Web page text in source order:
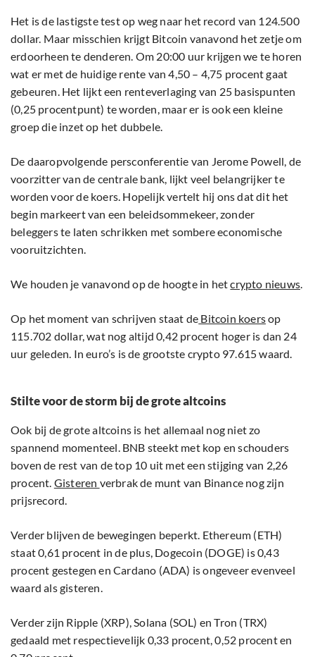
Het is de lastigste test op weg naar het record van 124.500
dollar. Maar misschien krijgt Bitcoin vanavond het zetje om
erdoorheen te denderen. Om 20:00 uur krijgen we te horen
wat er met de huidige rente van 4,50 – 4,75 procent gaat
gebeuren. Het lijkt een renteverlaging van 25 basispunten
(0,25 procentpunt) te worden, maar er is ook een kleine
groep die inzet op het dubbele.
De daaropvolgende persconferentie van Jerome Powell, de
voorzitter van de centrale bank, lijkt veel belangrijker te
worden voor de koers. Hopelijk vertelt hij ons dat dit het
begin markeert van een beleidsommekeer, zonder
beleggers te laten schrikken met sombere economische
vooruitzichten.
We houden je vanavond op de hoogte in hetcrypto nieuws
Op het moment van schrijven staat de Bitcoin koersop
115.702 dollar, wat nog altijd 0,42 procent hoger is dan 24
uur geleden. In euro’s is de grootste crypto 97.615 waard.
Stilte voor de storm bij de grote altcoins
Ook bij de grote altcoins is het allemaal nog niet zo
spannend momenteel. BNB steekt met kop en schouders
boven de rest van de top 10 uit met een stijging van 2,26
procent. Gisteren verbrak de munt van Binance nog zijn
prijsrecord.
Verder blijven de bewegingen beperkt. Ethereum (ETH)
staat 0,61 procent in de plus, Dogecoin (DOGE) is 0,43
procent gestegen en Cardano (ADA) is ongeveer evenveel
waard als gisteren.
Verder zijn Ripple (XRP), Solana (SOL) en Tron (TRX)
gedaald met respectievelijk 0,33 procent, 0,52 procent en